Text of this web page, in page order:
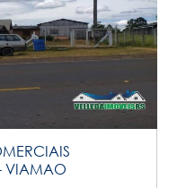
VIAMAO